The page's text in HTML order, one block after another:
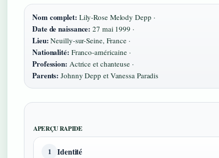
Nom complet: Lily-Rose Melody Depp ·
Date de naissance: 27 mai 1999 ·
Lieu: Neuilly-sur-Seine, France ·
Nationalité: Franco-américaine ·
Profession: Actrice et chanteuse ·
Parents: Johnny Depp et Vanessa Paradis
APERÇU RAPIDE
1 Identité